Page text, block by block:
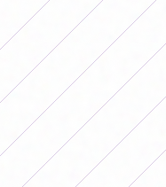
PorRedacción FutFemGol
Se disputó la
Apertura
partidos para
Repasamos